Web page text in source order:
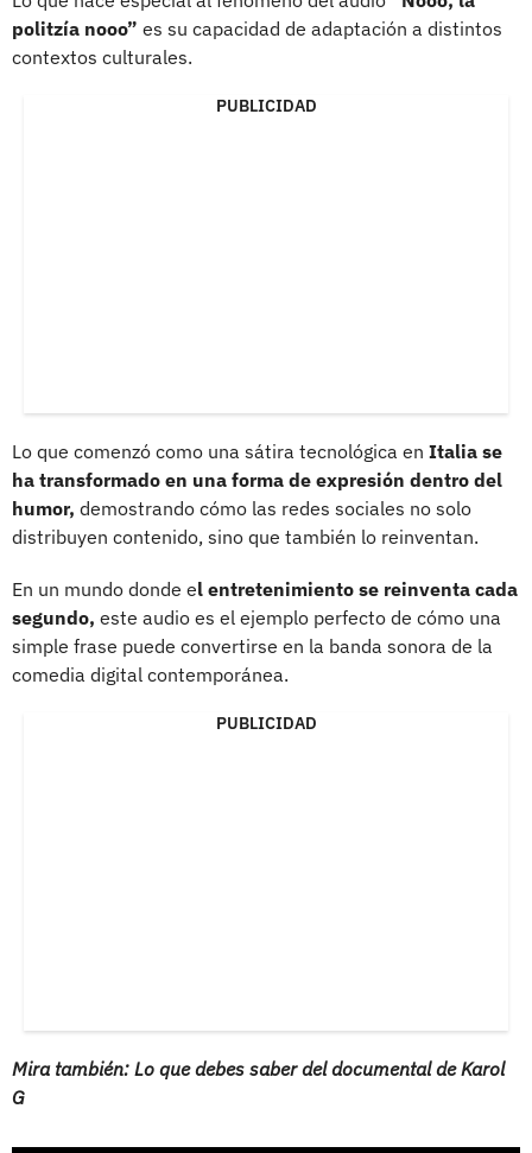
politzía nooo” es su capacidad de adaptación a distintos
contextos culturales.
PUBLICIDAD
Lo que comenzó como una sátira tecnológica en Italia se
ha transformado en una forma de expresión dentro del
humor, demostrando cómo las redes sociales no solo
distribuyen contenido, sino que también lo reinventan.
En un mundo donde el entretenimiento se reinventa cada
segundo, este audio es el ejemplo perfecto de cómo una
simple frase puede convertirse en la banda sonora de la
comedia digital contemporánea.
PUBLICIDAD
Mira también: Lo que debes saber del documental de Karol
G